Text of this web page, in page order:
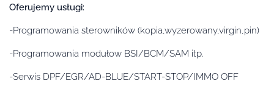
Oferujemy usługi:
-Programowania sterowników (kopia,wyzerowany,virgin,pin)
-Programowania modułow BSI/BCM/SAM itp.
-Serwis DPF/EGR/AD-BLUE/START-STOP/IMMO OFF